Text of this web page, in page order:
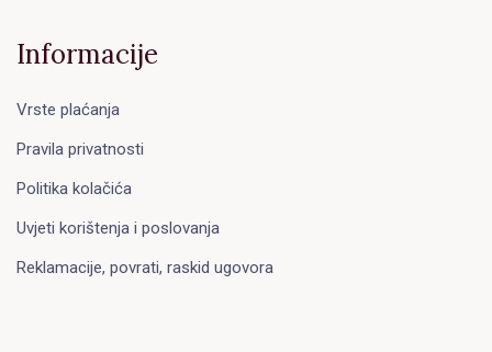
Informacije
Vrste plaćanja
Pravila privatnosti
Politika kolačića
Uvjeti korištenja i poslovanja
Reklamacije, povrati, raskid ugovora